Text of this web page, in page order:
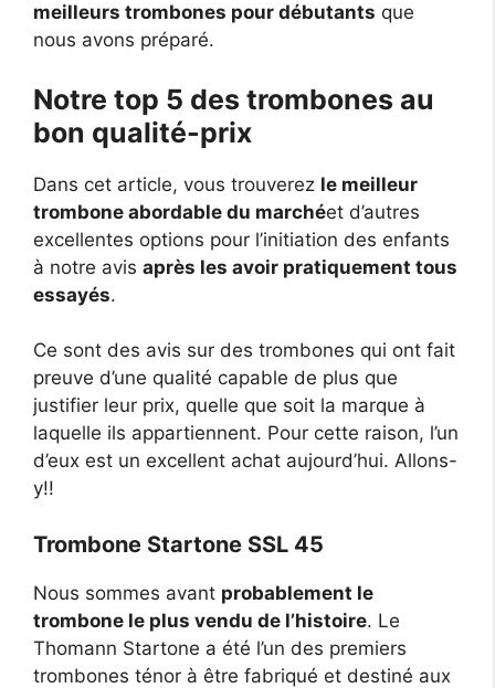
meilleurs trombones pour débutants que
nous avons préparé.
Notre top 5 des trombones au
bon qualité-prix
Dans cet article, vous trouverez le meilleur
trombone abordable du marchéet d’autres
excellentes options pour l’initiation des enfants
à notre avis après les avoir pratiquement tous
essayés.
Ce sont des avis sur des trombones qui ont fait
preuve d’une qualité capable de plus que
justifier leur prix, quelle que soit la marque à
laquelle ils appartiennent. Pour cette raison, l’un
d’eux est un excellent achat aujourd’hui. Allons-
y!!
Trombone Startone SSL 45
Nous sommes avant probablement le
trombone le plus vendu de l’histoire. Le
Thomann Startone a été l’un des premiers
trombones ténor à être fabriqué et destiné aux